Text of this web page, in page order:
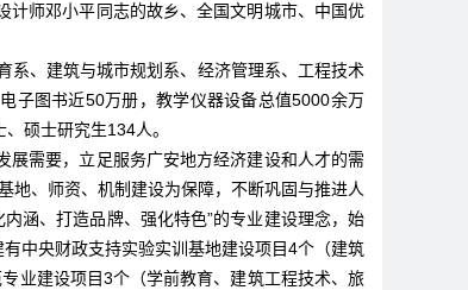
师邓小平同志的故乡、全国文明城市、中国优
、建筑与城市规划系、经济管理系、工程技术
子图书近50万册，教学仪器设备总值5000余万
硕士研究生134人。
需要，立足服务广安地方经济建设和人才的需
地、师资、机制建设为保障，不断巩固与推进人
涵、打造品牌、强化特色”的专业建设理念，始
中央财政支持实验实训基地建设项目4个（建筑
业建设项目3个（学前教育、建筑工程技术、旅